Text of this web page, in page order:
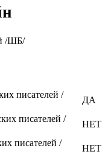
писателей /
ДА
писателей /
НЕТ
писателей /
НЕТ